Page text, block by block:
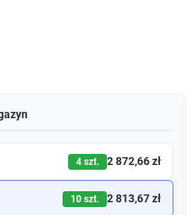
4 szt. 2 872,66 zł
10 szt. 2 813,67 zł